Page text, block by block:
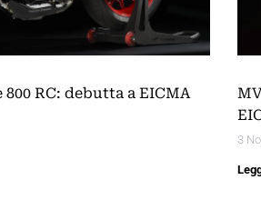
RC: debutta a EICMA
3